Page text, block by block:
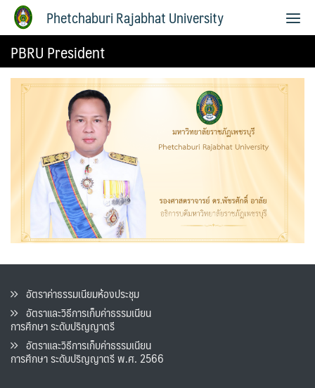
Phetchaburi Rajabhat University
PBRU President
อัตราค่าธรรมเนียมห้องประชุม
อัตราและวิธีการเก็บค่าธรรมเนียน
การศึกษา ระดับปริญญาตรี
อัตราและวิธีการเก็บค่าธรรมเนียน
การศึกษา ระดับปริญญาตรี พ.ศ. 2566